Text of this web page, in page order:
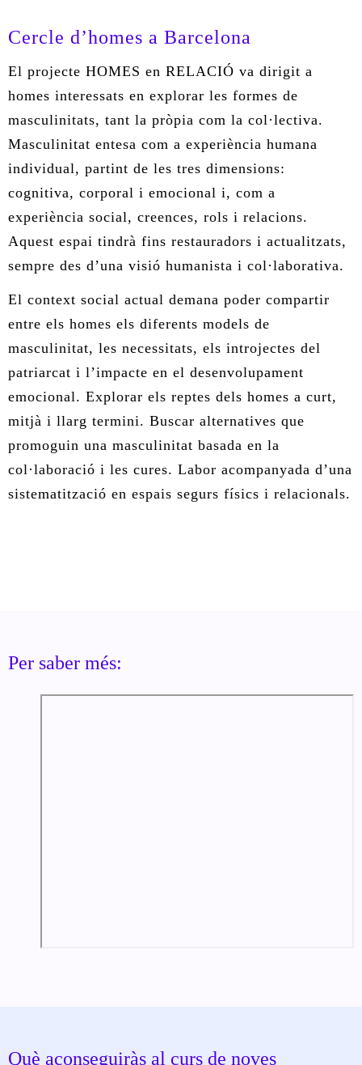
ÀREA DE CORPORAL
ÀREA DE PEDAGOGIA SISTÈMICA
ÀREA DE INTERVENCIÓ ESTRATÈGICA
Cercle d’homes a Barcelona
El projecte HOMES en RELACIÓ va dirigit a
homes interessats en explorar les formes de
masculinitats, tant la pròpia com la col·lectiva.
Masculinitat entesa com a experiència humana
individual, partint de les tres dimensions:
cognitiva, corporal i emocional i, com a
experiència social, creences, rols i relacions.
Aquest espai tindrà fins restauradors i actualitzats,
sempre des d’una visió humanista i col·laborativa.
El context social actual demana poder compartir
entre els homes els diferents models de
masculinitat, les necessitats, els introjectes del
patriarcat i l’impacte en el desenvolupament
emocional. Explorar els reptes dels homes a curt,
mitjà i llarg termini. Buscar alternatives que
promoguin una masculinitat basada en la
col·laboració i les cures. Labor acompanyada d’una
sistematització en espais segurs físics i relacionals.
Per saber més:
Què aconseguiràs al curs de noves